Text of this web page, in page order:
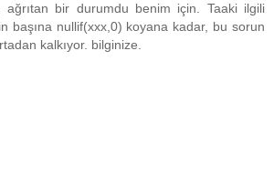
ağrıtan bir durumdu benim için. Taaki ilgili
başına nullif(xxx,0) koyana kadar, bu sorun
kalkıyor. bilginize.